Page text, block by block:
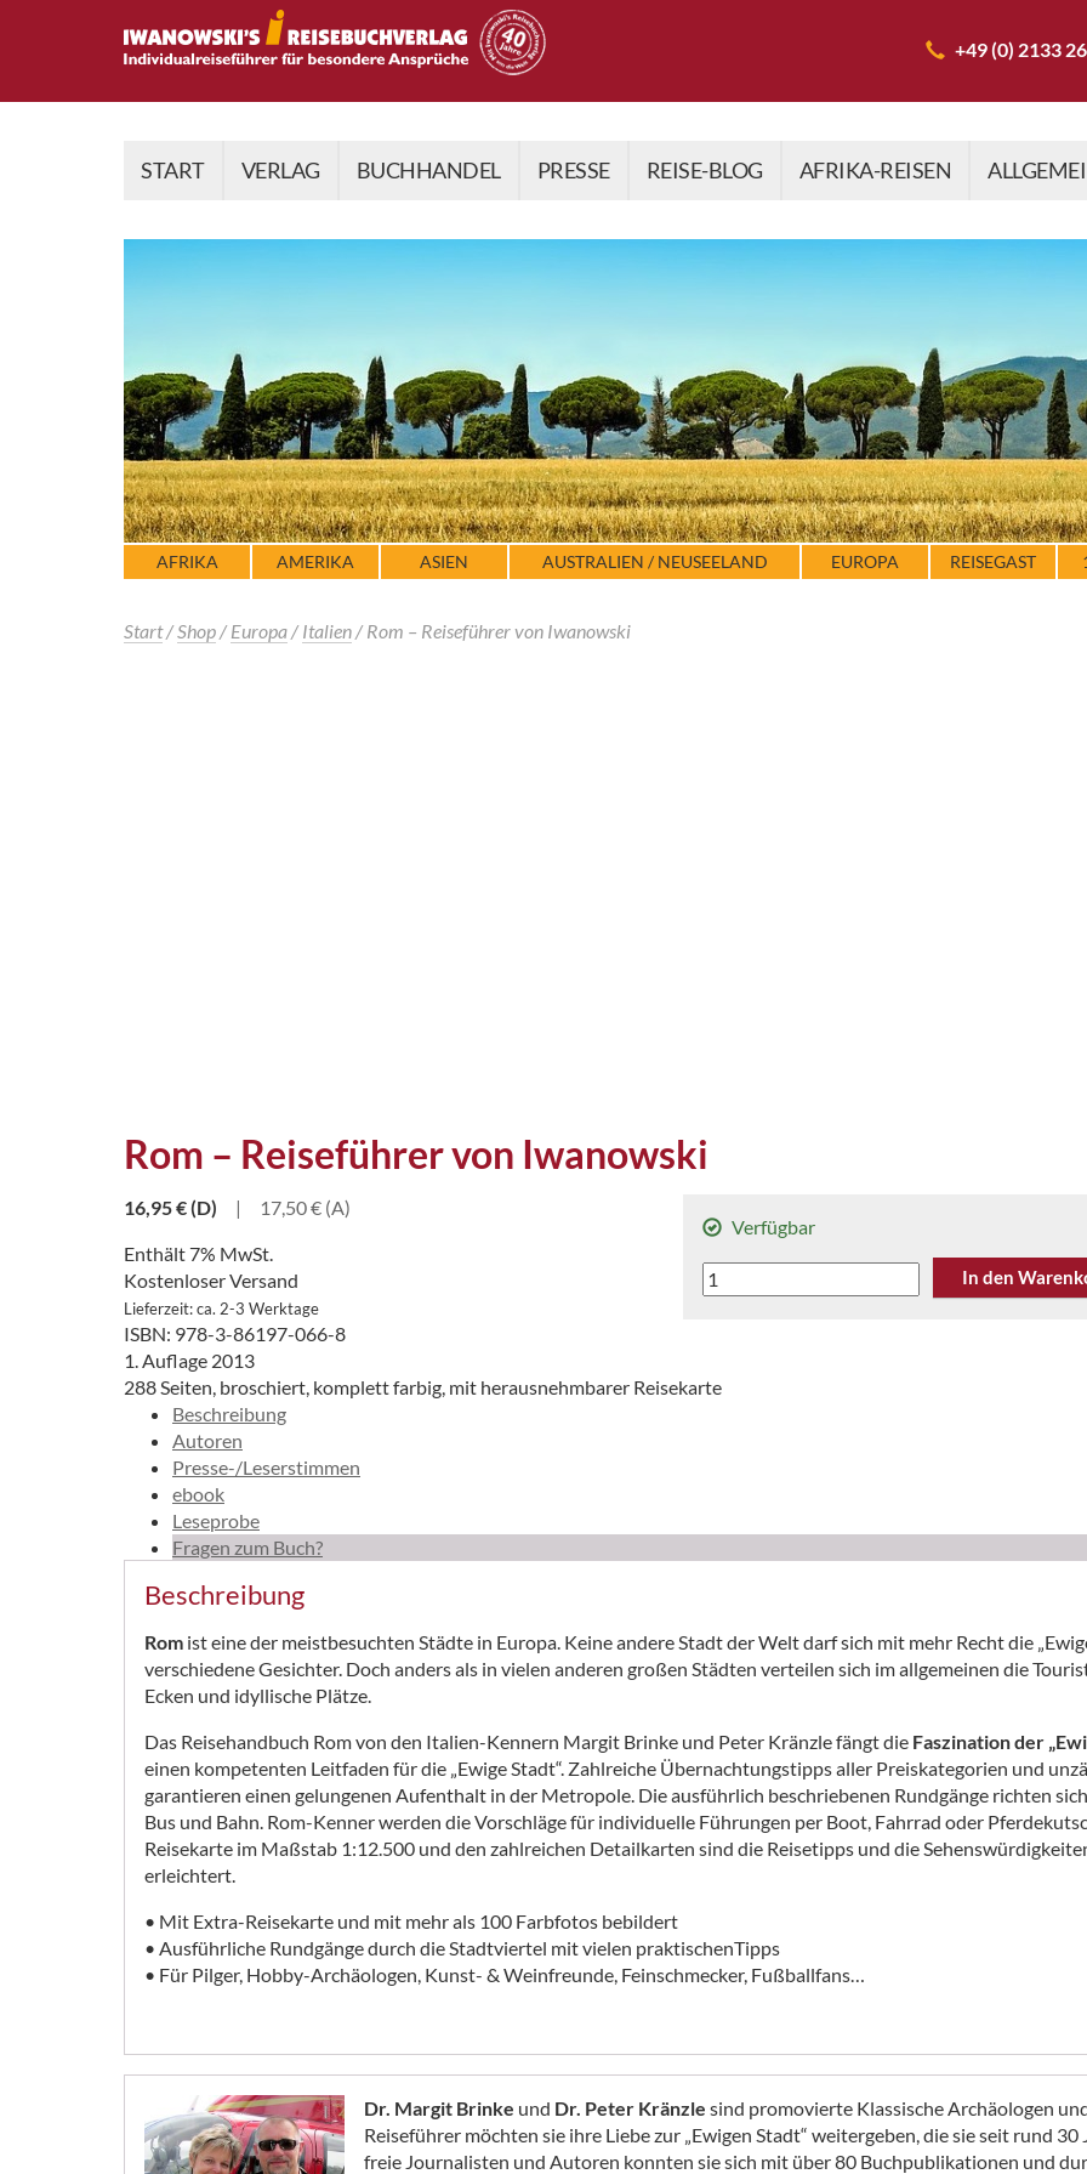
+49 (0) 2133
START VERLAG BUCHHANDEL PRESSE REISE-BLOG AFRIKA-REISEN
AFRIKA AMERIKA ASIEN AUSTRALIEN / NEUSEELAND EUROPA REISEGAST
Start/Shop/Europa/Italien/ Rom – Reiseführer von Iwanowski
Rom – Reiseführer von Iwanowski
Verfügbar
Rom
-
Iwanowski
In den
16,95€(D) |
17,50 € (A)
Enthält 7% MwSt.
Kostenloser Versand
Lieferzeit: ca. 2-3 Werktage
ISBN: 978-3-86197-066-8
1. Auflage 2013
288 Seiten, broschiert, komplett farbig, mit herausnehmbarer Reisekarte
Beschreibung
Autoren
Presse-/Leserstimmen
ebook
Leseprobe
Fragen zum Buch?
Beschreibung
Rom ist eine der meistbesuchten Städte in Europa. Keine andere Stadt der Welt darf sich mit mehr Recht die
verschiedene Gesichter. Doch anders als in vielen anderen großen Städten verteilen sich im allgemeinen die
Ecken und idyllische Plätze.
Das Reisehandbuch Rom von den Italien-Kennern Margit Brinke und Peter Kränzle fängt die Faszination der
einen kompetenten Leitfaden für die „Ewige Stadt“. Zahlreiche Übernachtungstipps aller Preiskategorien und
garantieren einen gelungenen Aufenthalt in der Metropole. Die ausführlich beschriebenen Rundgänge richten
Bus und Bahn. Rom-Kenner werden die Vorschläge für individuelle Führungen per Boot, Fahrrad oder
Reisekarte im Maßstab 1:12.500 und den zahlreichen Detailkarten sind die Reisetipps und die
erleichtert.
• Mit Extra-Reisekarte und mit mehr als 100 Farbfotos bebildert
• Ausführliche Rundgänge durch die Stadtviertel mit vielen praktischenTipps
• Für Pilger, Hobby-Archäologen, Kunst- & Weinfreunde, Feinschmecker, Fußballfans…
Dr. Margit Brinke und Dr. Peter Kränzle sind promovierte Klassische Archäologen
Reiseführer möchten sie ihre Liebe zur „Ewigen Stadt“ weitergeben, die sie seit rund
freie Journalisten und Autoren konnten sie sich mit über 80 Buchpublikationen und